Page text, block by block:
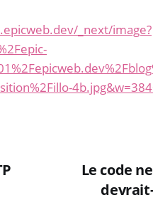
_next/image?
Le code